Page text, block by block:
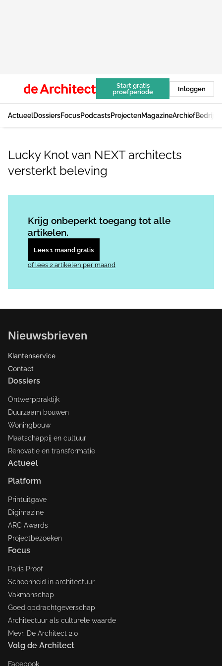
Start gratis
proefperiode
Inloggen
ActueelDossiersFocusPodcastsProjectenMagazineArchief
Lucky Knot van NEXT architects
versterkt beleving
Krijg onbeperkt toegang tot alle
artikelen.
Lees 1 maand gratis
of lees 2 artikelen per maand
Nieuwsbrieven
Klantenservice
Contact
Dossiers
Ontwerppraktijk
Duurzaam bouwen
Woningbouw
Maatschappij en cultuur
Renovatie en transformatie
Actueel
Platform
Printuitgave
Digimazine
ARC Awards
Projectbezoeken
Focus
Paris Proof
Schoonheid in architectuur
Vakmanschap
Goed opdrachtgeverschap
Architectuur als culturele waarde
Mevr. De Architect 2.0
Volg de Architect
Facebook